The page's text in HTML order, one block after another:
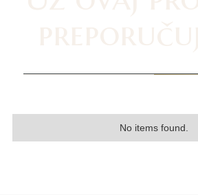
No items found.